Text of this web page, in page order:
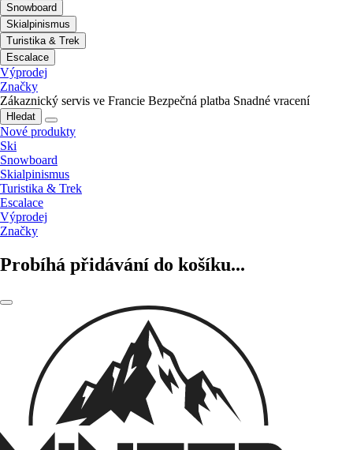
Snowboard
Skialpinismus
Turistika & Trek
Escalace
Výprodej
Značky
Zákaznický servis ve Francie Bezpečná platba Snadné vracení
Hledat
Nové produkty
Ski
Snowboard
Skialpinismus
Turistika & Trek
Escalace
Výprodej
Značky
Probíhá přidávání do košíku...